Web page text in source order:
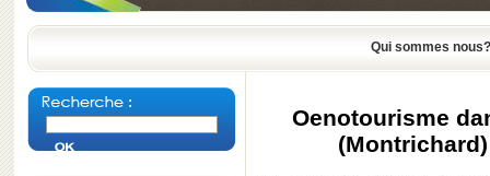
Qui sommes nous?
Oenotourisme